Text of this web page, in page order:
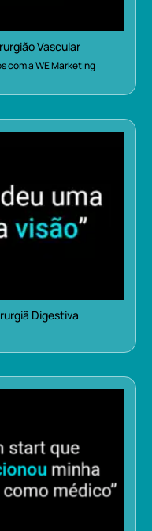
Vascular
com a WE Marketing
Digestiva